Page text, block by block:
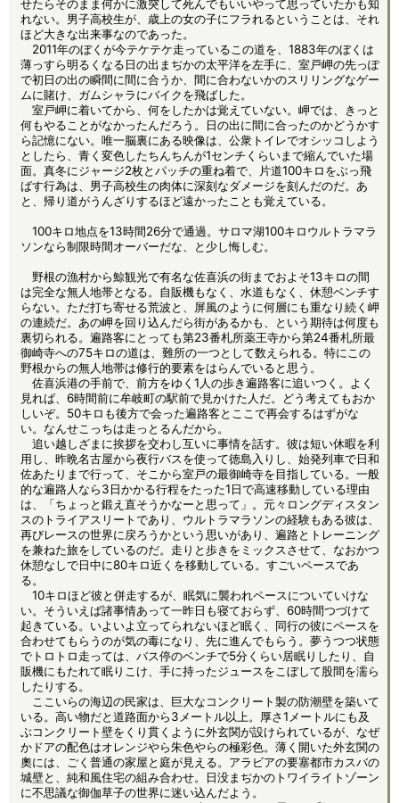
せたらそのまま何かに激突して死んでもいいやって思っていたかも知
れない。男子高校生が、歳上の女の子にフラれるということは、それ
ほど大きな出来事なのであった。
2011年のぼくが今テケテケ走っているこの道を、1883年のぼくは
薄っすら明るくなる日の出まぢかの太平洋を左手に、室戸岬の先っぽ
で初日の出の瞬間に間に合うか、間に合わないかのスリリングなゲー
ムに賭け、ガムシャラにバイクを飛ばした。
室戸岬に着いてから、何をしたかは覚えていない。岬では、きっと
何もやることがなかったんだろう。日の出に間に合ったのかどうかす
ら記憶にない。唯一脳裏にある映像は、公衆トイレでオシッコしよう
としたら、青く変色したちんちんが1センチくらいまで縮んでいた場
面。真冬にジャージ2枚とパッチの重ね着で、片道100キロをぶっ飛
ばす行為は、男子高校生の肉体に深刻なダメージを刻んだのだ。あ
と、帰り道がうんざりするほど遠かったことも覚えている。
100キロ地点を13時間26分で通過。サロマ湖100キロウルトラマラ
ソンなら制限時間オーバーだな、と少し悔しむ。
野根の漁村から鯨観光で有名な佐喜浜の街までおよそ13キロの間
は完全な無人地帯となる。自販機もなく、水道もなく、休憩ベンチす
らない。ただ打ち寄せる荒波と、屏風のように何層にも重なり続く岬
の連続だ。あの岬を回り込んだら街があるかも、という期待は何度も
裏切られる。遍路客にとっても第23番札所薬王寺から第24番札所最
御崎寺への75キロの道は、難所の一つとして数えられる。特にこの
野根からの無人地帯は修行的要素をはらんでいると思う。
佐喜浜港の手前で、前方をゆく1人の歩き遍路客に追いつく。よく
見れば、6時間前に牟岐町の駅前で見かけた人だ。どう考えてもおか
しいぞ。50キロも後方で会った遍路客とここで再会するはずがな
い。なんせこっちは走っとるんだから。
追い越しざまに挨拶を交わし互いに事情を話す。彼は短い休暇を利
用し、昨晩名古屋から夜行バスを使って徳島入りし、始発列車で日和
佐あたりまで行って、そこから室戸の最御崎寺を目指している。一般
的な遍路人なら3日かかる行程をたった1日で高速移動している理由
は、「ちょっと鍛え直そうかなーと思って」。元々ロングディスタン
スのトライアスリートであり、ウルトラマラソンの経験もある彼は、
再びレースの世界に戻ろうかという思いがあり、遍路とトレーニング
を兼ねた旅をしているのだ。走りと歩きをミックスさせて、なおかつ
休憩なしで日中に80キロ近くを移動している。すごいペースであ
る。
10キロほど彼と併走するが、眠気に襲われペースについていけな
い。そういえば諸事情あって一昨日も寝ておらず、60時間つづけて
起きている。いよいよ立ってられないほど眠く、同行の彼にペースを
合わせてもらうのが気の毒になり、先に進んでもらう。夢うつつ状態
でトロトロ走っては、バス停のベンチで5分くらい居眠りしたり、自
販機にもたれて眠りこけ、手に持ったジュースをこぼして股間を濡ら
したりする。
ここいらの海辺の民家は、巨大なコンクリート製の防潮壁を築いて
いる。高い物だと道路面から3メートル以上。厚さ1メートルにも及
ぶコンクリート壁をくり貫くように外玄関が設けられているが、なぜ
かドアの配色はオレンジやら朱色やらの極彩色。薄く開いた外玄関の
奧には、ごく普通の家屋と庭が見える。アラビアの要塞都市カスバの
城壁と、純和風住宅の組み合わせ。日没まぢかのトワイライトゾーン
に不思議な御伽草子の世界に迷い込んだよう。